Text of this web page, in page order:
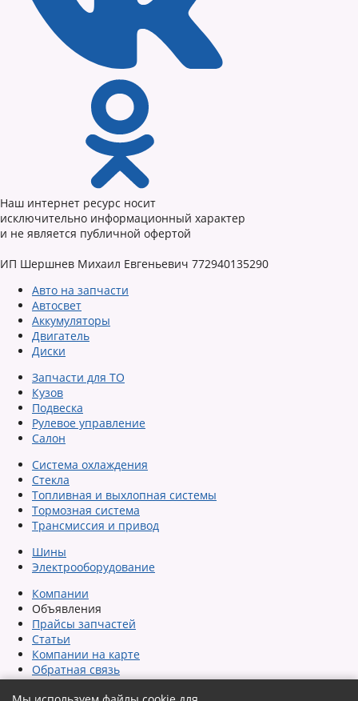
Наш интернет ресурс носит
исключительно информационный характер
и не является публичной офертой
ИП Шершнев Михаил Евгеньевич 772940135290
Авто на запчасти
Автосвет
Аккумуляторы
Двигатель
Диски
Запчасти для ТО
Кузов
Подвеска
Рулевое управление
Салон
Система охлаждения
Стекла
Топливная и выхлопная системы
Тормозная система
Трансмиссия и привод
Шины
Электрооборудование
Компании
Объявления
Прайсы запчастей
Статьи
Компании на карте
Обратная связь
Сообщить об ошибке